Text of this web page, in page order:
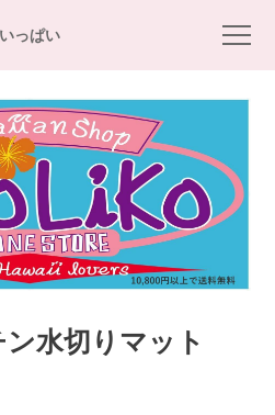
っぱい
水切りマット